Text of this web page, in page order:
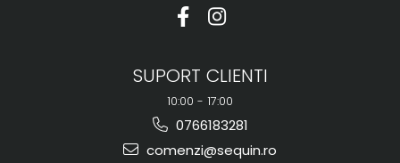
SUPORT CLIENTI
10:00 - 17:00
0766183281
comenzi@sequin.ro